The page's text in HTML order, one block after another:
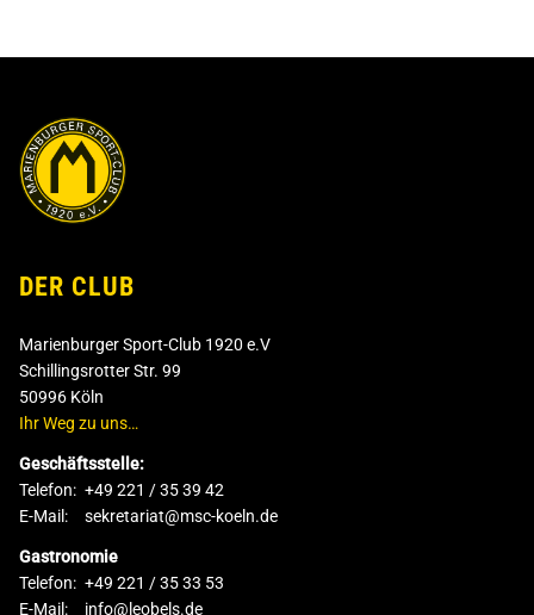
DER CLUB
Marienburger Sport-Club 1920 e.V
Schillingsrotter Str. 99
50996 Köln
Ihr Weg zu uns…
Geschäftsstelle:
Telefon: +49 221 / 35 39 42
E-Mail:
sekretariat@msc-koeln.de
Gastronomie
Telefon: +49 221 / 35 33 53
E-Mail:
info@leobels.de